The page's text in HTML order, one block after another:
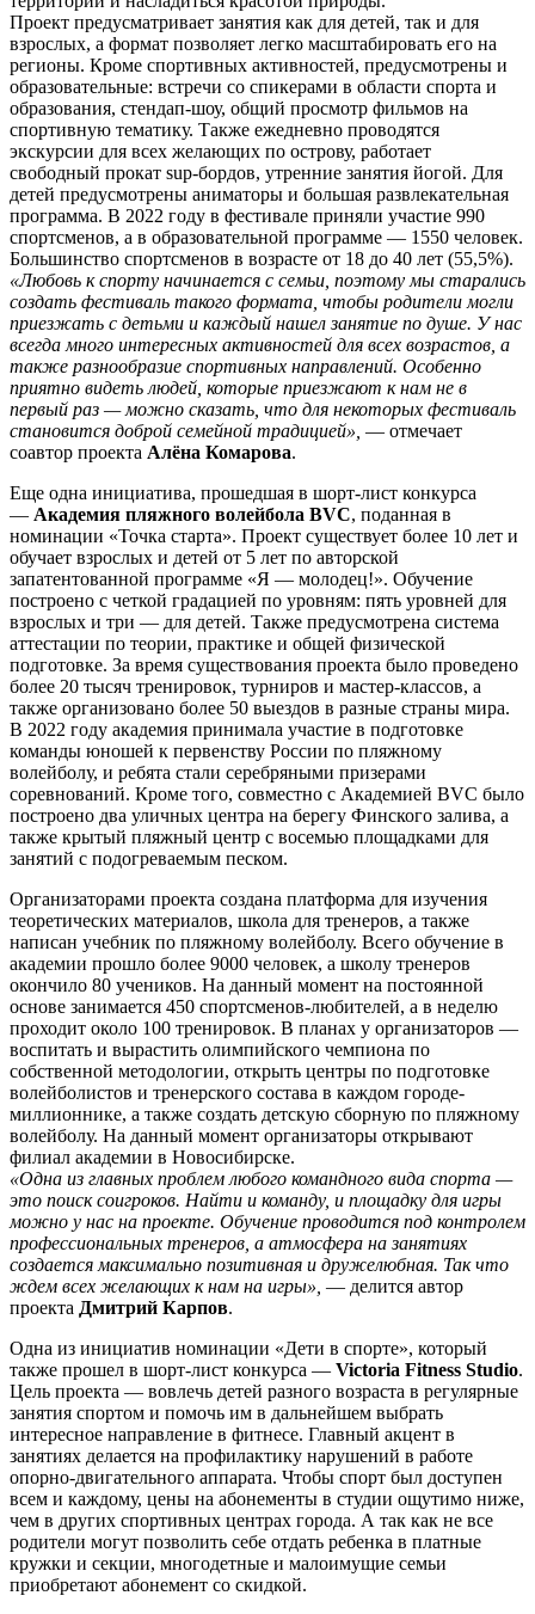
Проект предусматривает занятия как для детей, так и для
взрослых, а формат позволяет легко масштабировать его на
регионы. Кроме спортивных активностей, предусмотрены и
образовательные: встречи со спикерами в области спорта и
образования, стендап-шоу, общий просмотр фильмов на
спортивную тематику. Также ежедневно проводятся
экскурсии для всех желающих по острову, работает
свободный прокат sup-бордов, утренние занятия йогой. Для
детей предусмотрены аниматоры и большая развлекательная
программа. В 2022 году в фестивале приняли участие 990
спортсменов, а в образовательной программе — 1550 человек.
Большинство спортсменов в возрасте от 18 до 40 лет (55,5%).
«Любовь к спорту начинается с семьи, поэтому мы старались
создать фестиваль такого формата, чтобы родители могли
приезжать с детьми и каждый нашел занятие по душе. У нас
всегда много интересных активностей для всех возрастов, а
также разнообразие спортивных направлений. Особенно
приятно видеть людей, которые приезжают к нам не в
первый раз — можно сказать, что для некоторых фестиваль
становится доброй семейной традицией», — отмечает
соавтор проекта Алёна Комарова.
Еще одна инициатива, прошедшая в шорт-лист конкурса
— Академия пляжного волейбола BVC, поданная в
номинации «Точка старта». Проект существует более 10 лет и
обучает взрослых и детей от 5 лет по авторской
запатентованной программе «Я — молодец!». Обучение
построено с четкой градацией по уровням: пять уровней для
взрослых и три — для детей. Также предусмотрена система
аттестации по теории, практике и общей физической
подготовке. За время существования проекта было проведено
более 20 тысяч тренировок, турниров и мастер-классов, а
также организовано более 50 выездов в разные страны мира.
В 2022 году академия принимала участие в подготовке
команды юношей к первенству России по пляжному
волейболу, и ребята стали серебряными призерами
соревнований. Кроме того, совместно с Академией BVC было
построено два уличных центра на берегу Финского залива, а
также крытый пляжный центр с восемью площадками для
занятий с подогреваемым песком.
Организаторами проекта создана платформа для изучения
теоретических материалов, школа для тренеров, а также
написан учебник по пляжному волейболу. Всего обучение в
академии прошло более 9000 человек, а школу тренеров
окончило 80 учеников. На данный момент на постоянной
основе занимается 450 спортсменов-любителей, а в неделю
проходит около 100 тренировок. В планах у организаторов —
воспитать и вырастить олимпийского чемпиона по
собственной методологии, открыть центры по подготовке
волейболистов и тренерского состава в каждом городе-
миллионнике, а также создать детскую сборную по пляжному
волейболу. На данный момент организаторы открывают
филиал академии в Новосибирске.
«Одна из главных проблем любого командного вида спорта —
это поиск соигроков. Найти и команду, и площадку для игры
можно у нас на проекте. Обучение проводится под контролем
профессиональных тренеров, а атмосфера на занятиях
создается максимально позитивная и дружелюбная. Так что
ждем всех желающих к нам на игры», — делится автор
проекта Дмитрий Карпов.
Одна из инициатив номинации «Дети в спорте», который
также прошел в шорт-лист конкурса — Victoria Fitness Studio.
Цель проекта — вовлечь детей разного возраста в регулярные
занятия спортом и помочь им в дальнейшем выбрать
интересное направление в фитнесе. Главный акцент в
занятиях делается на профилактику нарушений в работе
опорно-двигательного аппарата. Чтобы спорт был доступен
всем и каждому, цены на абонементы в студии ощутимо ниже,
чем в других спортивных центрах города. А так как не все
родители могут позволить себе отдать ребенка в платные
кружки и секции, многодетные и малоимущие семьи
приобретают абонемент со скидкой.